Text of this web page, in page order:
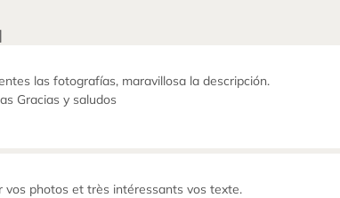
las fotografías, maravillosa la descripción.
Gracias y saludos
vos photos et très intéressants vos texte.